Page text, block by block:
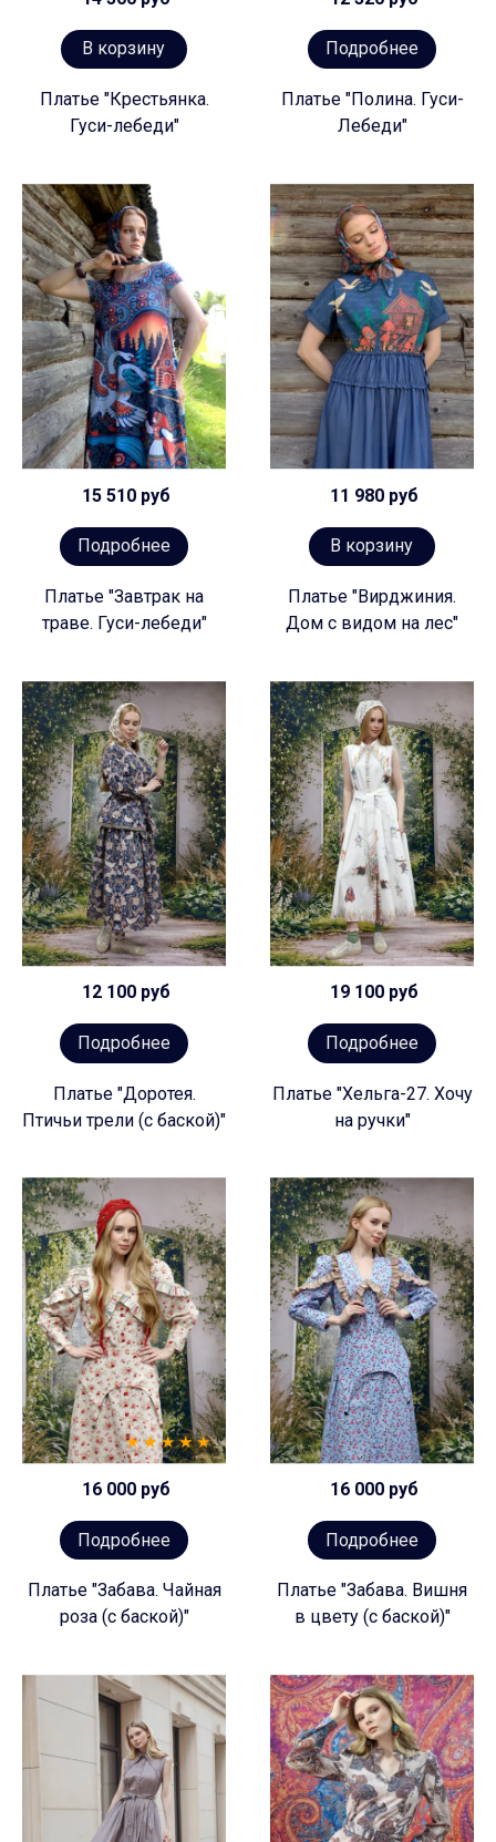
В корзину
Платье "Крестьянка.
Гуси-лебеди"
Подробнее
Платье "Полина. Гуси-
Лебеди"
15 510 руб
Подробнее
Платье "Завтрак на
траве. Гуси-лебеди"
11 980 руб
В корзину
Платье "Вирджиния.
Дом с видом на лес"
12 100 руб
Подробнее
Платье "Доротея.
Птичьи трели (с баской)"
19 100 руб
Подробнее
Платье "Хельга-27. Хочу
на ручки"
16 000 руб
Подробнее
Платье "Забава. Чайная
роза (с баской)"
16 000 руб
Подробнее
Платье "Забава. Вишня
в цвету (с баской)"